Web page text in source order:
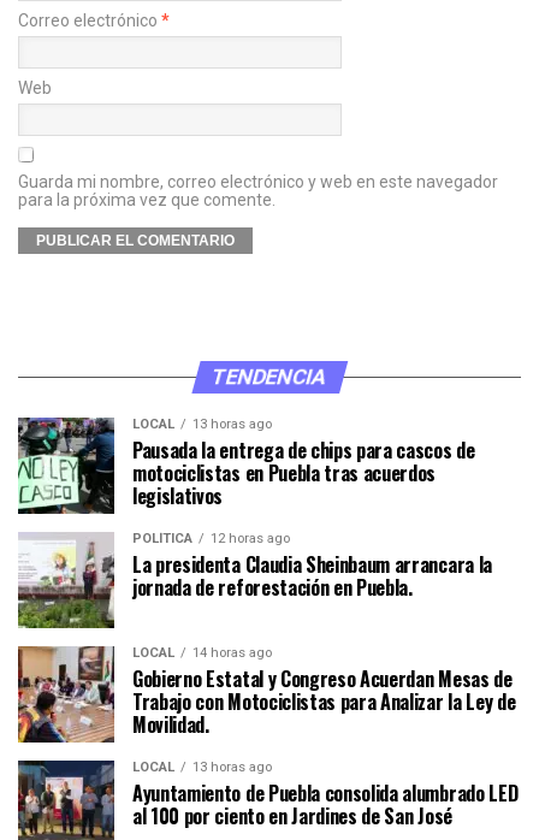
Correo electrónico *
Web
Guarda mi nombre, correo electrónico y web en este navegador
para la próxima vez que comente.
TENDENCIA
LOCAL 13 horas ago
Pausada la entrega de chips para cascos de
motociclistas en Puebla tras acuerdos
legislativos
POLÍTICA 12 horas ago
La presidenta Claudia Sheinbaum arrancara la
jornada de reforestación en Puebla.
LOCAL 14 horas ago
Gobierno Estatal y Congreso Acuerdan Mesas de
Trabajo con Motociclistas para Analizar la Ley de
Movilidad.
LOCAL 13 horas ago
Ayuntamiento de Puebla consolida alumbrado LED
al 100 por ciento en Jardines de San José